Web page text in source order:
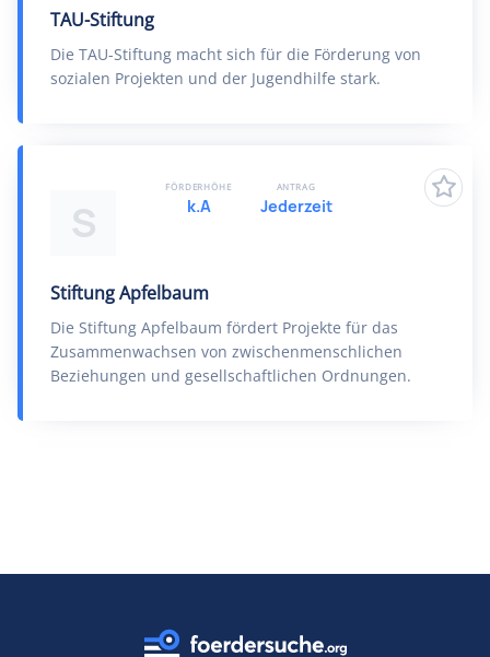
TAU-Stiftung
Die TAU-Stiftung macht sich für die Förderung von
sozialen Projekten und der Jugendhilfe stark.
S
Stiftung Apfelbaum
Die Stiftung Apfelbaum fördert Projekte für das
Zusammenwachsen von zwischenmenschlichen
Beziehungen und gesellschaftlichen Ordnungen.
FÖRDERHÖHE
k.A
ANTRAG
Jederzeit